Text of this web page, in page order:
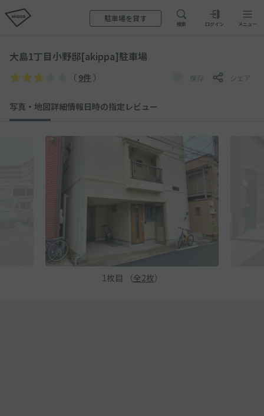
駐車場を貸す
検索 ログイン メニュー
大島1丁目小野邸[akippa]駐車場
（ 9件 ） 保存 シェア
写真・地図詳細情報日時の指定 レビュー
1 枚目 （全2枚）